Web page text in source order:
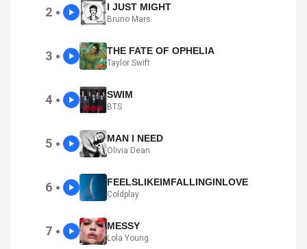
2 ● I JUST MIGHT
Bruno Mars
3 ● THE FATE OF OPHELIA
Taylor Swift
4 ● SWIM
BTS
5 ● MAN I NEED
Olivia Dean
6 ● FEELSLIKEIMFALLINGINLOVE
Coldplay
7 ● MESSY
Lola Young